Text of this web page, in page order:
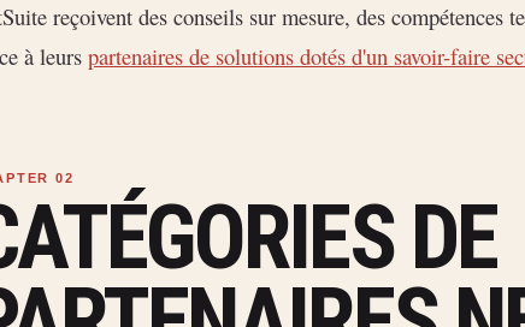
reçoivent des conseils sur mesure, des compétences
à leurs partenaires de solutions dotés d'un savoir-faire
DE